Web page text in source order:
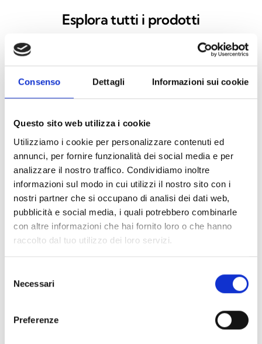
Consenso Dettagli Informazioni sui cookie
Questo sito web utilizza i cookie
Utilizziamo i cookie per personalizzare contenuti ed
annunci, per fornire funzionalità dei social media e per
analizzare il nostro traffico. Condividiamo inoltre
informazioni sul modo in cui utilizzi il nostro sito con i
nostri partner che si occupano di analisi dei dati web,
pubblicità e social media, i quali potrebbero combinarle
con altre informazioni che hai fornito loro o che hanno
raccolto dal tuo utilizzo dei loro servizi.
delNecessari
Preferenze
Esplora tutti i prodotti
Telecamera IP per lettura
targhe 4 MP, ottica
NightView
Interessato a questo prodotto?
Richiedi
informazioni
Trova un
distributore